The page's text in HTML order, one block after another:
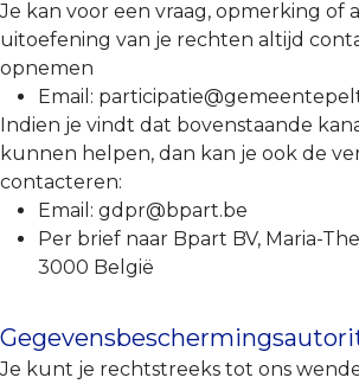
Je kan voor een vraag, opmerking of
uitoefening van je rechten altijd
opnemen
Email:
Indien je vindt dat bovenstaande
kunnen helpen, dan kan je ook de
contacteren:
Email: gdpr@bpart.be
Per brief naar Bpart BV, Maria-
3000 België
Je kunt je rechtstreeks tot ons